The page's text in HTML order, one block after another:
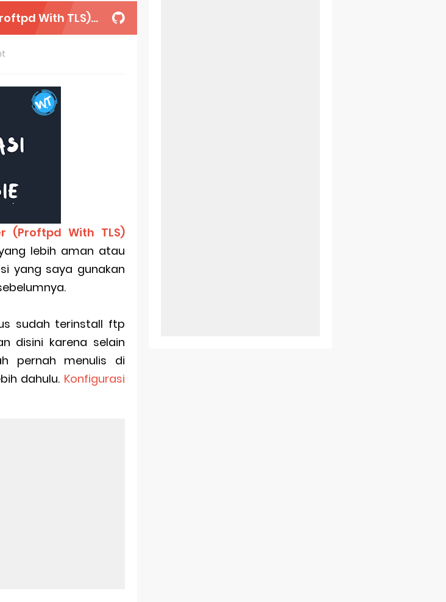
8 Jessie Lengkap
(Proftpd With TLS)
lebih aman atau
yang saya gunakan
sudah terinstall ftp
disini karena selain
pernah menulis di
dahulu. Konfigurasi